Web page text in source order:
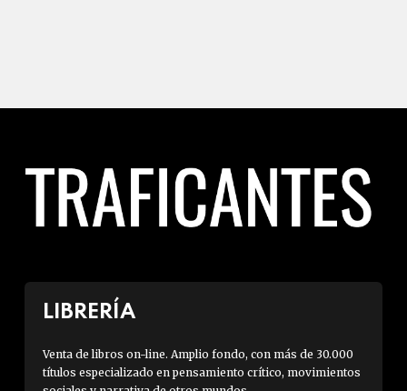
LIBRERÍA
Venta de libros on-line. Amplio fondo, con más de 30.000
títulos especializado en pensamiento crítico, movimientos